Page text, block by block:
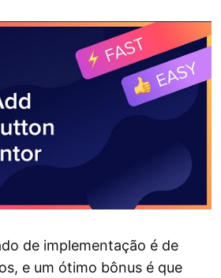
de implementação é de
e um ótimo bônus é que